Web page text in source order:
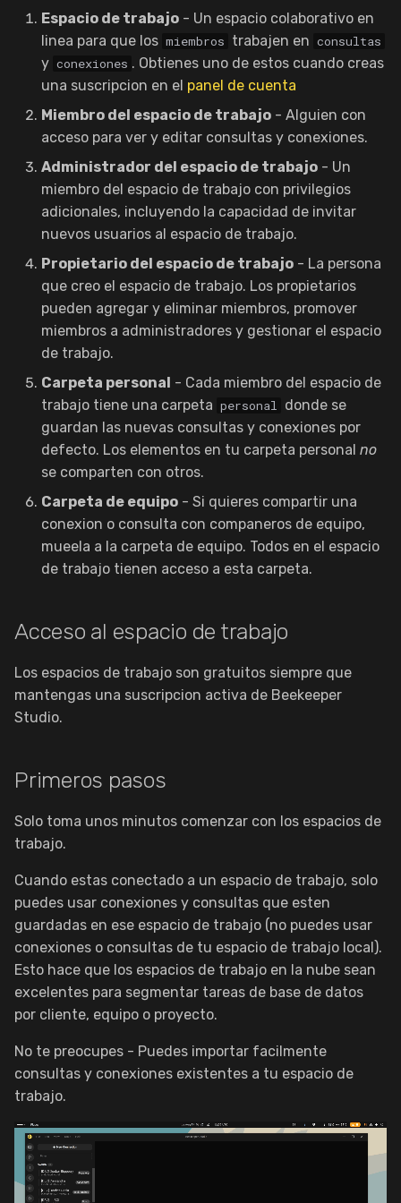
SurrealDB
Azure EntraID Support
Snowflake
Espacio de trabajo - Un espacio colaborativo en
linea para que los miembros trabajen en consultas
y conexiones . Obtienes uno de estos cuando creas
una suscripcion en el panel de cuenta
Miembro del espacio de trabajo - Alguien con
acceso para ver y editar consultas y conexiones.
Administrador del espacio de trabajo - Un
miembro del espacio de trabajo con privilegios
adicionales, incluyendo la capacidad de invitar
nuevos usuarios al espacio de trabajo.
Propietario del espacio de trabajo - La persona
que creo el espacio de trabajo. Los propietarios
pueden agregar y eliminar miembros, promover
miembros a administradores y gestionar el espacio
de trabajo.
Carpeta personal - Cada miembro del espacio de
trabajo tiene una carpeta personal
donde se
guardan las nuevas consultas y conexiones por
defecto. Los elementos en tu carpeta personal no
se comparten con otros.
Carpeta de equipo - Si quieres compartir una
conexion o consulta con companeros de equipo,
mueela a la carpeta de equipo. Todos en el espacio
de trabajo tienen acceso a esta carpeta.
Acceso al espacio de trabajo
Los espacios de trabajo son gratuitos siempre que
mantengas una suscripcion activa de Beekeeper
Studio.
Primeros pasos
Solo toma unos minutos comenzar con los espacios de
trabajo.
Cuando estas conectado a un espacio de trabajo, solo
puedes usar conexiones y consultas que esten
guardadas en ese espacio de trabajo (no puedes usar
conexiones o consultas de tu espacio de trabajo local).
Esto hace que los espacios de trabajo en la nube sean
excelentes para segmentar tareas de base de datos
por cliente, equipo o proyecto.
No te preocupes - Puedes importar facilmente
consultas y conexiones existentes a tu espacio de
trabajo.